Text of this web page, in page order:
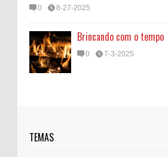
0 8-27-2025
Brincando com o tempo
0 7-3-2025
TEMAS